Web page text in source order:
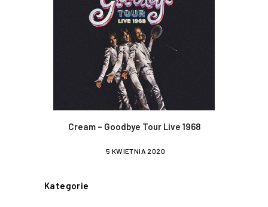
Cream – Goodbye Tour Live 1968
5 KWIETNIA 2020
Kategorie